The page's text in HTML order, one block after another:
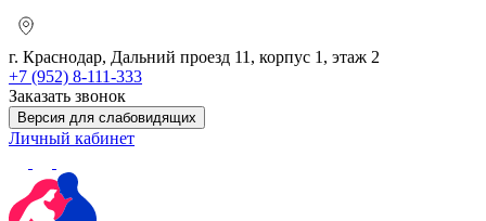
г. Краснодар, Дальний проезд 11, корпус 1, этаж 2
+7 (952) 8-111-333
Заказать звонок
Версия для слабовидящих
Личный кабинет